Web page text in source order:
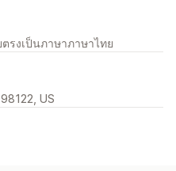
รงเป็นภาษาภาษาไทย
US